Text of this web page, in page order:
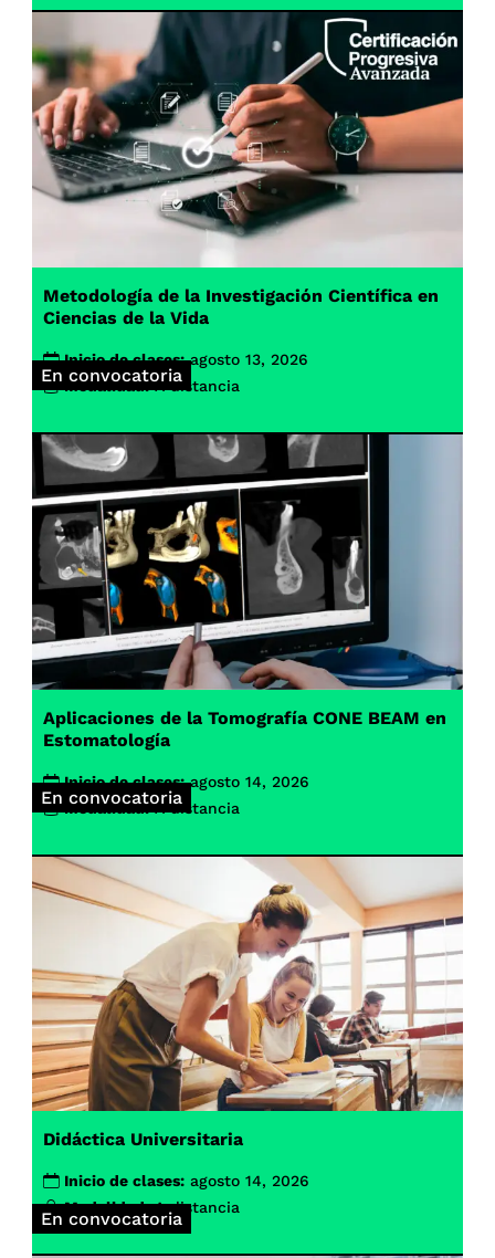
En convocatoria
Metodología de la Investigación Científica en
Ciencias de la Vida
Inicio de clases: agosto 13, 2026
Modalidad: A distancia
En convocatoria
Aplicaciones de la Tomografía CONE BEAM en
Estomatología
Inicio de clases: agosto 14, 2026
Modalidad: A distancia
En convocatoria
Didáctica Universitaria
Inicio de clases: agosto 14, 2026
Modalidad: A distancia